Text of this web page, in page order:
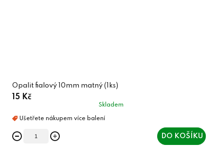
Opalit fialový 10mm matný (1ks)
15 Kč
Skladem
DO KOŠÍKU